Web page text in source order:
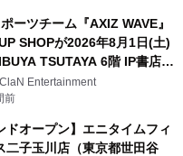
ーツチーム『AXIZ WAVE』
SHOPが2026年8月1日(土)
TSUTAYA 6階 IP書店で
！！Entertainment
前
ドオープン】エニタイムフィ
二子玉川店（東京都世田谷